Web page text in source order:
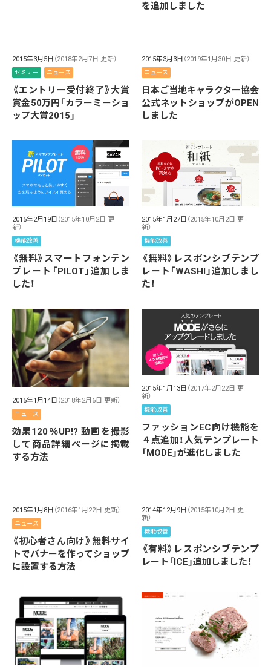
を追加しました
2015年3月5日 （2018年2月7日 更新）
セミナー ニュース
《エントリー受付終了》大賞
賞金50万円「カラーミーショ
ップ大賞2015」
2015年3月3日 （2019年1月30日 更新）
ニュース
日本ご当地キャラクター協会
公式ネットショップがOPEN
しました
2015年2月19日 （2015年10月2日 更
新）
機能改善
《無料》スマートフォンテン
プレート「PILOT」追加しま
した！
2015年1月27日 （2015年10月2日 更
新）
機能改善
《無料》レスポンシブテンプ
レート「WASHI」追加しまし
た！
2015年1月14日 （2018年2月6日 更新）
ニュース
効果120％UP!? 動画を撮影
して商品詳細ページに掲載
する方法
2015年1月13日 （2017年2月22日 更
新）
機能改善
ファッションEC向け機能を
４点追加！人気テンプレート
「MODE」が進化しました
2015年1月8日 （2016年1月22日 更新）
ニュース
《初心者さん向け》無料サイ
トでバナーを作ってショップ
に設置する方法
2014年12月9日 （2015年10月2日 更
新）
機能改善
《有料》レスポンシブテンプ
レート「ICE」追加しました！